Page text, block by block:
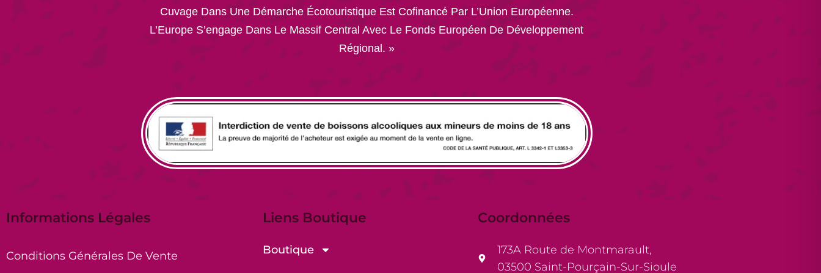
Cuvage Dans Une Démarche Écotouristique Est Cofinancé Par L’Union Européenne.
L’Europe S’engage Dans Le Massif Central Avec Le Fonds Européen De Développement
Régional. »
Informations Légales
Conditions Générales De Vente
Liens Boutique
Boutique
Coordonnées
173A Route de Montmarault,
03500 Saint-Pourçain-Sur-Sioule